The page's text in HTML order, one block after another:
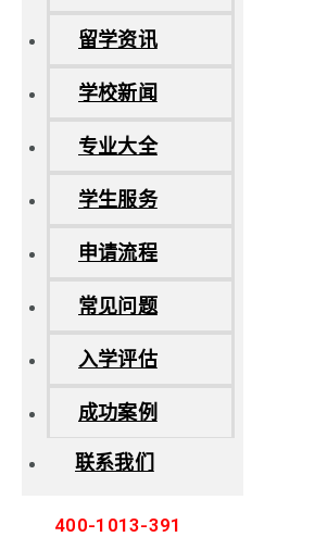
留学资讯
学校新闻
专业大全
学生服务
申请流程
常见问题
入学评估
成功案例
联系我们
400-1013-391